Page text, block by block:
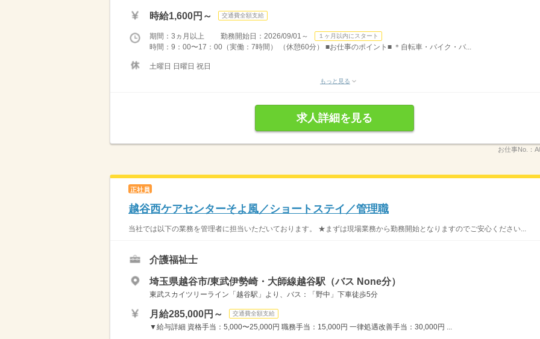
時給1,600円～ 交通費全額支給
期間：3ヵ月以上 勤務開始日：2026/09/01～ １ヶ月以内にスタート
時間：9：00〜17：00（実働：7時間） （休憩60分） ■お仕事のポイント■ ＊自転車・バイク・バ...
土曜日 日曜日 祝日
もっと見る
求人詳細を見る
お仕事No.：
正社員
越谷西ケアセンターそよ風／ショートステイ／管理職
当社では以下の業務を管理者に担当いただいております。 ★まずは現場業務から勤務開始となりますのでご安心ください...
介護福祉士
埼玉県越谷市/東武伊勢崎・大師線越谷駅（バス None分）
東武スカイツリーライン「越谷駅」より、バス：「野中」下車徒歩5分
月給285,000円～ 交通費全額支給
▼給与詳細 資格手当：5,000〜25,000円 職務手当：15,000円 一律処遇改善手当：30,000円 ...